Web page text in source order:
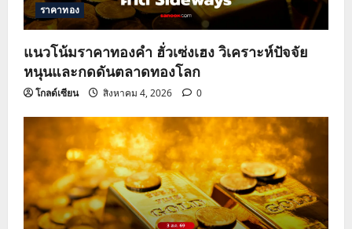
ราคาทอง
แนวโน้มราคาทองคำ ฮั่วเซ่งเฮง วิเคราะห์ปัจจัย
หนุนและกดดันตลาดทองโลก
โกลด์เซียน สิงหาคม 4, 2026 0